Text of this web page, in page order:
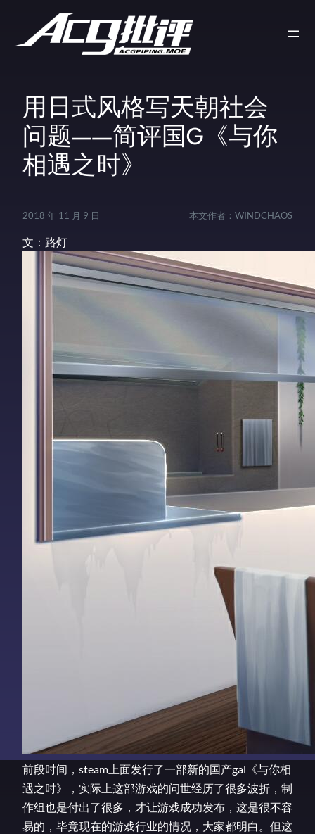
用日式风格写天朝社会
问题——简评国G《与你
相遇之时》
2018 年 11 月 9 日 本文作者： WINDCHAOS
文：路灯
前段时间，steam上面发行了一部新的国产gal《与你相
遇之时》，实际上这部游戏的问世经历了很多波折，制
作组也是付出了很多，才让游戏成功发布，这是很不容
易的，毕竟现在的游戏行业的情况，大家都明白。但这